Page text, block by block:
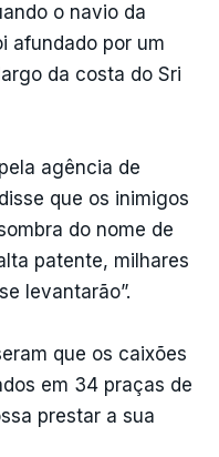
o navio da
afundado por um
da costa do Sri
agência de
que os inimigos
do nome de
patente, milhares
levantarão”.
que os caixões
em 34 praças de
prestar a sua